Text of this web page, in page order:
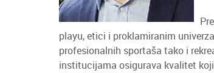
playu, etici i proklamiranim
profesionalnih sportaša tako i
institucijama osigurava kvalitet